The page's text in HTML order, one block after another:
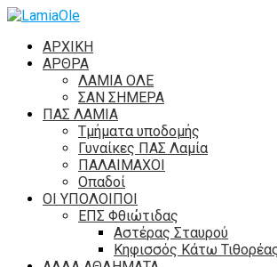
ΑΡΧΙΚΗ
ΑΡΘΡΑ
ΛΑΜΙΑ ΟΛΕ
ΣΑΝ ΣΗΜΕΡΑ
ΠΑΣ ΛΑΜΙΑ
Τμήματα υποδομής
Γυναίκες ΠΑΣ Λαμία
ΠΑΛΑΙΜΑΧΟΙ
Οπαδοί
ΟΙ ΥΠΟΛΟΙΠΟΙ
ΕΠΣ Φθιώτιδας
Αστέρας Σταυρού
Κηφισσός Κάτω